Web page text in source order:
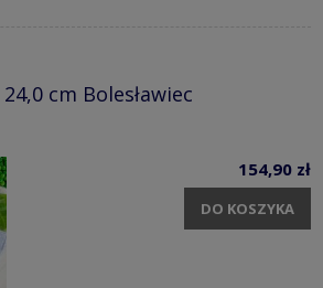
cm Bolesławiec
154,90 zł
DO KOSZYKA